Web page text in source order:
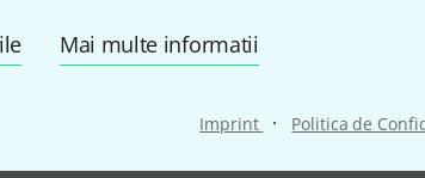
Mai multe informatii
Imprint · Politica de